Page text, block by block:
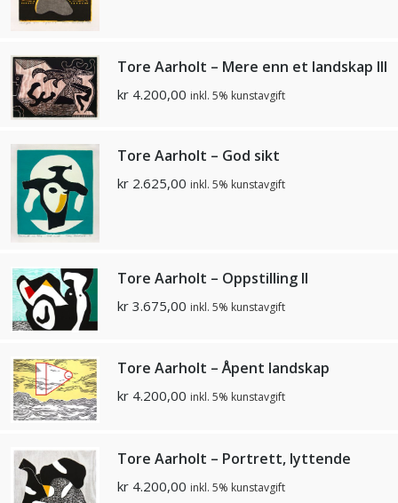
Tore Aarholt – Mere enn et landskap III
kr 4.200,00 inkl. 5% kunstavgift
Tore Aarholt – God sikt
kr 2.625,00 inkl. 5% kunstavgift
Tore Aarholt – Oppstilling II
kr 3.675,00 inkl. 5% kunstavgift
Tore Aarholt – Åpent landskap
kr 4.200,00 inkl. 5% kunstavgift
Tore Aarholt – Portrett, lyttende
kr 4.200,00 inkl. 5% kunstavgift